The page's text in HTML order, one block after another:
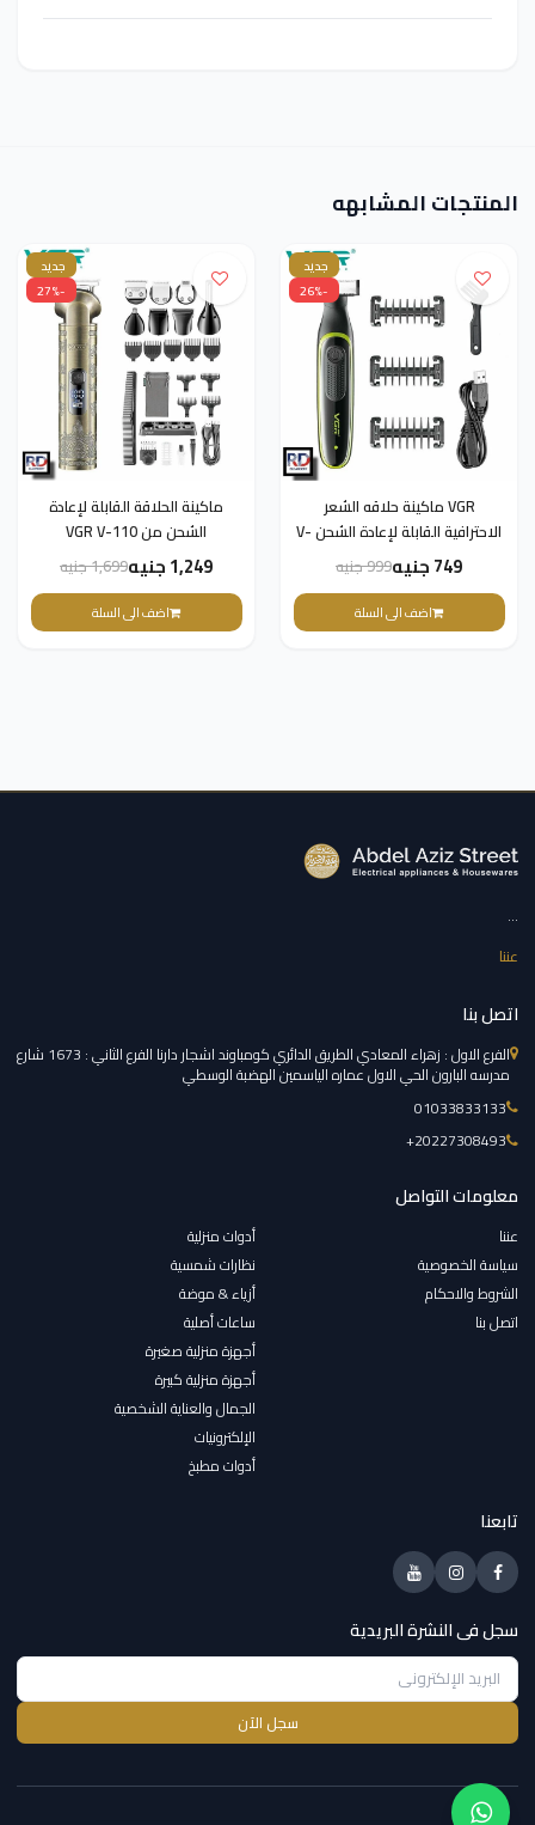
المنتجات المشابهه
جديد
-26%
VGR ماكينة حلاقه الشعر
الاحترافية القابلة لإعادة الشحن V-
017
749 جنيه 999 جنيه
اضف الى السلة
جديد
-27%
ماكينة الحلاقة القابلة لإعادة
الشحن من VGR V-110
1,249 جنيه 1,699 جنيه
اضف الى السلة
...
عننا
اتصل بنا
الفرع الاول : زهراء المعادي الطريق الدائري كومباوند اشجار دارنا الفرع الثاني : 1673 شارع
مدرسه البارون الحي الاول عماره الياسمين الهضبة الوسطي
01033833133
‎+20227308493
معلومات التواصل
عننا
سياسة الخصوصية
الشروط والاحكام
اتصل بنا
أدوات منزلية
نظارات شمسية
أزياء & موضة
ساعات أصلية
أجهزة منزلية صغيرة
أجهزة منزلية كبيرة
الجمال والعناية الشخصية
الإلكترونيات
أدوات مطبخ
تابعنا
سجل فى النشرة البريدية
سجل الآن